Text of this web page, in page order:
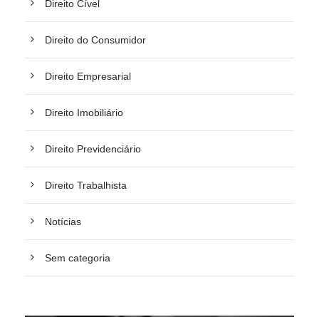
Direito Cível
Direito do Consumidor
Direito Empresarial
Direito Imobiliário
Direito Previdenciário
Direito Trabalhista
Notícias
Sem categoria